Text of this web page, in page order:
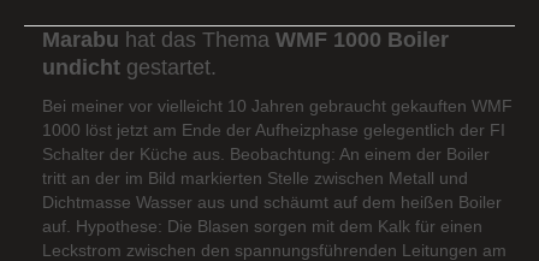
Marabu hat das Thema WMF 1000 Boiler
undicht gestartet.
Bei meiner vor vielleicht 10 Jahren gebraucht gekauften WMF
1000 löst jetzt am Ende der Aufheizphase gelegentlich der FI
Schalter der Küche aus. Beobachtung: An einem der Boiler
tritt an der im Bild markierten Stelle zwischen Metall und
Dichtmasse Wasser aus und schäumt auf dem heißen Boiler
auf. Hypothese: Die Blasen sorgen mit dem Kalk für einen
Leckstrom zwischen den spannungsführenden Leitungen am